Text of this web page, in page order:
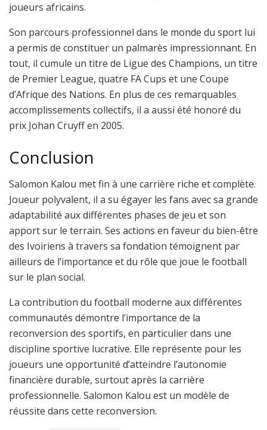
joueurs africains.
Son parcours professionnel dans le monde du sport lui
a permis de constituer un palmarès impressionnant. En
tout, il cumule un titre de Ligue des Champions, un titre
de Premier League, quatre FA Cups et une Coupe
d’Afrique des Nations. En plus de ces remarquables
accomplissements collectifs, il a aussi été honoré du
prix Johan Cruyff en 2005.
Conclusion
Salomon Kalou met fin à une carrière riche et complète.
Joueur polyvalent, il a su égayer les fans avec sa grande
adaptabilité aux différentes phases de jeu et son
apport sur le terrain. Ses actions en faveur du bien-être
des Ivoiriens à travers sa fondation témoignent par
ailleurs de l’importance et du rôle que joue le football
sur le plan social.
La contribution du football moderne aux différentes
communautés démontre l’importance de la
reconversion des sportifs, en particulier dans une
discipline sportive lucrative. Elle représente pour les
joueurs une opportunité d’atteindre l’autonomie
financière durable, surtout après la carrière
professionnelle. Salomon Kalou est un modèle de
réussite dans cette reconversion.